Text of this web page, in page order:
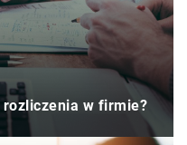
w firmie?